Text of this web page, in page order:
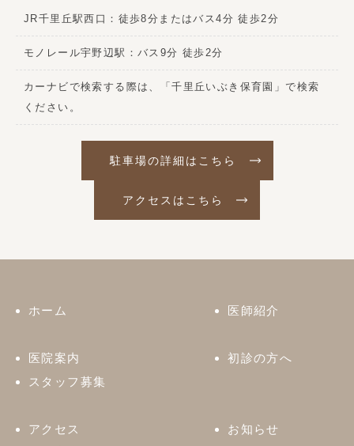
JR千里丘駅西口：徒歩8分またはバス4分 徒歩2分
モノレール宇野辺駅：バス9分 徒歩2分
カーナビで検索する際は、「千里丘いぶき保育園」で検索
ください。
駐車場の詳細はこちら
アクセスはこちら
ホーム 医師紹介
医院案内
スタッフ募集
初診の方へ
アクセス
お知らせ